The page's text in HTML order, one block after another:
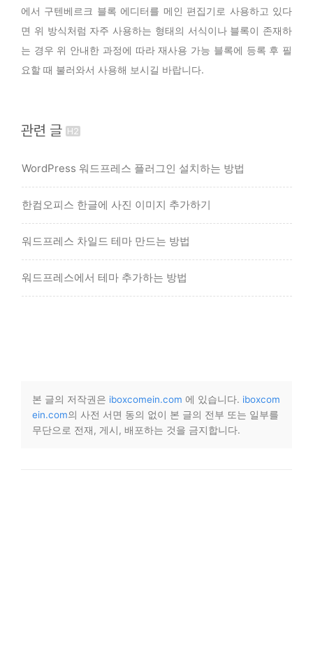
에서 구텐베르크 블록 에디터를 메인 편집기로 사용하고 있다
면 위 방식처럼 자주 사용하는 형태의 서식이나 블록이 존재하
는 경우 위 안내한 과정에 따라 재사용 가능 블록에 등록 후 필
요할 때 불러와서 사용해 보시길 바랍니다.
관련 글
WordPress 워드프레스 플러그인 설치하는 방법
한컴오피스 한글에 사진 이미지 추가하기
워드프레스 차일드 테마 만드는 방법
워드프레스에서 테마 추가하는 방법
본 글의 저작권은 iboxcomein.com 에 있습니다. iboxcom
ein.com의 사전 서면 동의 없이 본 글의 전부 또는 일부를
무단으로 전재, 게시, 배포하는 것을 금지합니다.